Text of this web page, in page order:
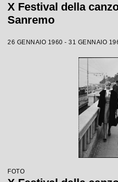
X Festival della
Sanremo
26 GENNAIO 1960 - 31 GENNAIO
FOTO